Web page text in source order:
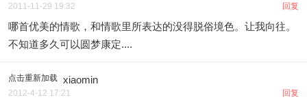
2011-11-29 19:32 回复
哪首优美的情歌，和情歌里所表达的没得脱俗境色。让我向往。
不知道多久可以圆梦康定....
点击重新加载 xiaomin
2012-4-12 17:21 回复